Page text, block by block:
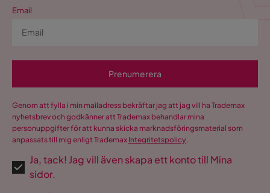
Email
Prenumerera
Genom att fylla i min mailadress bekräftar jag att jag vill ha Trademax
nyhetsbrev och godkänner att Trademax behandlar mina
personuppgifter för att kunna skicka marknadsföringsmaterial som
anpassats till mig enligt Trademax Integritetspolicy.
Ja, tack! Jag vill även skapa ett konto till Mina
sidor.